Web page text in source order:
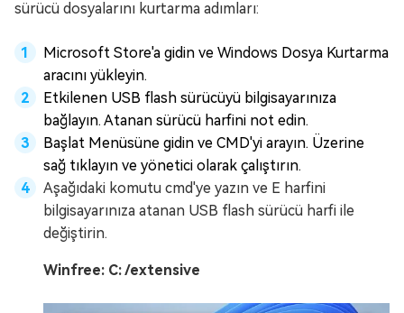
sürücü dosyalarını kurtarma adımları:
Microsoft Store'a gidin ve Windows Dosya Kurtarma
aracını yükleyin.
Etkilenen USB flash sürücüyü bilgisayarınıza
bağlayın. Atanan sürücü harfini not edin.
Başlat Menüsüne gidin ve CMD'yi arayın. Üzerine
sağ tıklayın ve yönetici olarak çalıştırın.
Aşağıdaki komutu cmd'ye yazın ve E harfini
bilgisayarınıza atanan USB flash sürücü harfi ile
değiştirin.
Winfree: C: /extensive